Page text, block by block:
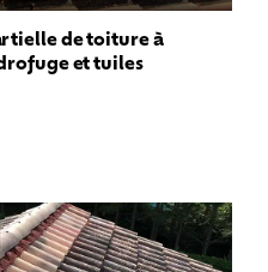
de toiture à
et tuiles